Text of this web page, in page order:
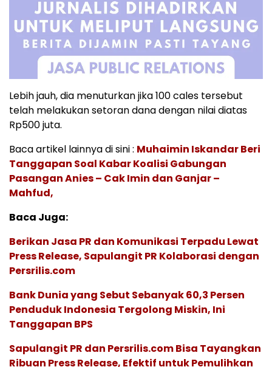
Lebih jauh, dia menuturkan jika 100 cales tersebut
telah melakukan setoran dana dengan nilai diatas
Rp500 juta.
Baca artikel lainnya di sini : Muhaimin Iskandar Beri
Tanggapan Soal Kabar Koalisi Gabungan
Pasangan Anies – Cak Imin dan Ganjar –
Mahfud,
Baca Juga:
Berikan Jasa PR dan Komunikasi Terpadu Lewat
Press Release, Sapulangit PR Kolaborasi dengan
Persrilis.com
Bank Dunia yang Sebut Sebanyak 60,3 Persen
Penduduk Indonesia Tergolong Miskin, Ini
Tanggapan BPS
Sapulangit PR dan Persrilis.com Bisa Tayangkan
Ribuan Press Release, Efektif untuk Pemulihkan